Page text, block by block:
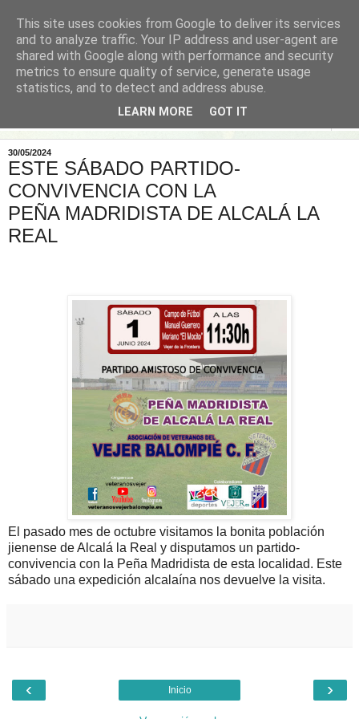
30/05/2024
ESTE SÁBADO PARTIDO-
CONVIVENCIA CON LA
PEÑA MADRIDISTA DE ALCALÁ LA
REAL
El pasado mes de octubre visitamos la bonita población
jienense de Alcalá la Real y disputamos un partido-
convivencia con la Peña Madridista de esta localidad. Este
sábado una expedición alcalaína nos devuelve la visita.
‹ ›
Inicio
This site uses cookies from Google to deliver its services
and to analyze traffic. Your IP address and user-agent are
shared with Google along with performance and security
metrics to ensure quality of service, generate usage
statistics, and to detect and address abuse.
LEARN MORE GOT IT